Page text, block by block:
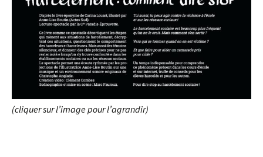
(cliquer sur l’image pour l’agrandir)